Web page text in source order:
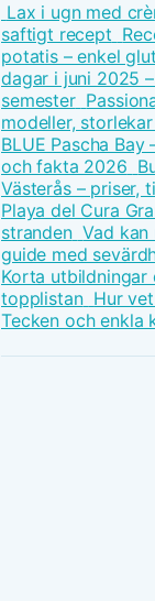
Lax i ugn med
saftigt recept
potatis – enkel
dagar i juni 2025
semester
modeller,
BLUE Pascha
och fakta 2026
Västerås – priser,
Playa del Cura
stranden Vad kan
guide med
Korta utbildningar
topplistan Hur
Tecken och enkla